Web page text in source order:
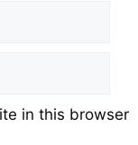
in this browser